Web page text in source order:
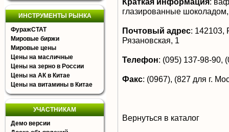
ИНСТРУМЕНТЫ РЫНКА
ФуражСТАТ
Мировые биржи
Мировые цены
Цены на масличные
Цены на зерно в России
Цены на АК в Китае
Цены на витамины в Китае
УЧАСТНИКАМ
Демо версии
глазированные
Почтовый адрес: 142103,
Рязановская, 1
Телефон: (095) 137-98-90,
Факс: (0967), (827 для г.
Вернуться в каталог